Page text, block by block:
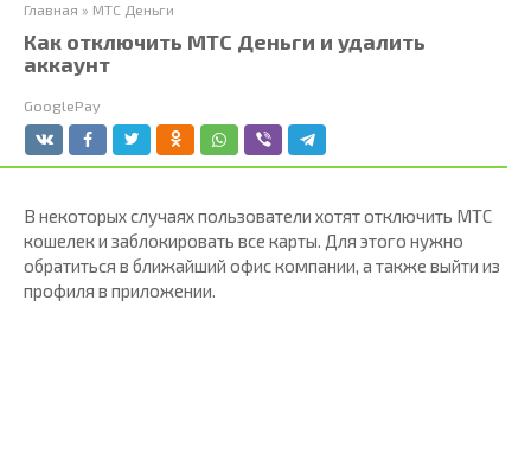
Главная » МТС Деньги
Как отключить МТС Деньги и удалить
аккаунт
GooglePay
В некоторых случаях пользователи хотят отключить МТС
кошелек и заблокировать все карты. Для этого нужно
обратиться в ближайший офис компании, а также выйти из
профиля в приложении.